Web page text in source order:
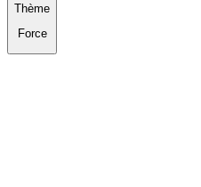
Thème
Force